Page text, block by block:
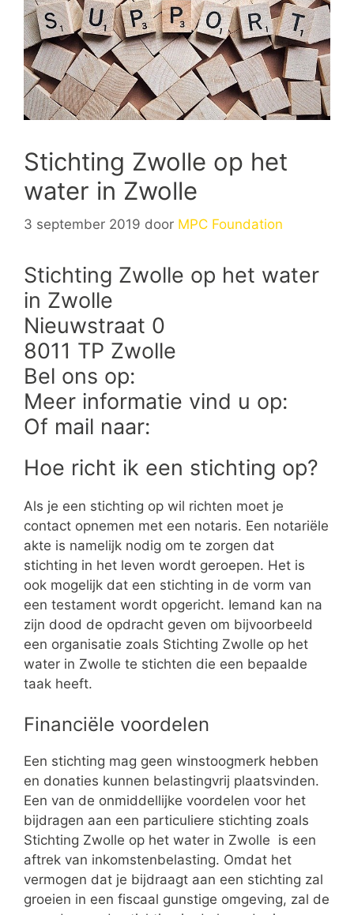
Stichting Zwolle op het
water in Zwolle
3 september 2019 door MPC Foundation
Stichting Zwolle op het water
in Zwolle
Nieuwstraat 0
8011 TP Zwolle
Bel ons op:
Meer informatie vind u op:
Of mail naar:
Hoe richt ik een stichting op?
Als je een stichting op wil richten moet je
contact opnemen met een notaris. Een notariële
akte is namelijk nodig om te zorgen dat
stichting in het leven wordt geroepen. Het is
ook mogelijk dat een stichting in de vorm van
een testament wordt opgericht. Iemand kan na
zijn dood de opdracht geven om bijvoorbeeld
een organisatie zoals Stichting Zwolle op het
water in Zwolle te stichten die een bepaalde
taak heeft.
Financiële voordelen
Een stichting mag geen winstoogmerk hebben
en donaties kunnen belastingvrij plaatsvinden.
Een van de onmiddellijke voordelen voor het
bijdragen aan een particuliere stichting zoals
Stichting Zwolle op het water in Zwolle is een
aftrek van inkomstenbelasting. Omdat het
vermogen dat je bijdraagt aan een stichting zal
groeien in een fiscaal gunstige omgeving, zal de